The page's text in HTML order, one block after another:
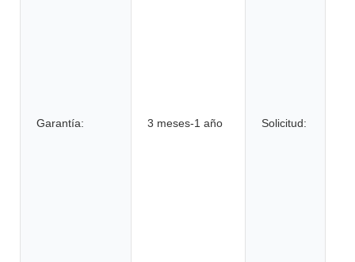
Garantía: 3 meses-1 año Solicitud: